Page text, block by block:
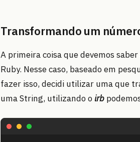
Transformando um
A primeira coisa que devemos
Ruby. Nesse caso, baseado em
fazer isso, decidi utilizar uma que
uma String, utilizando oirb